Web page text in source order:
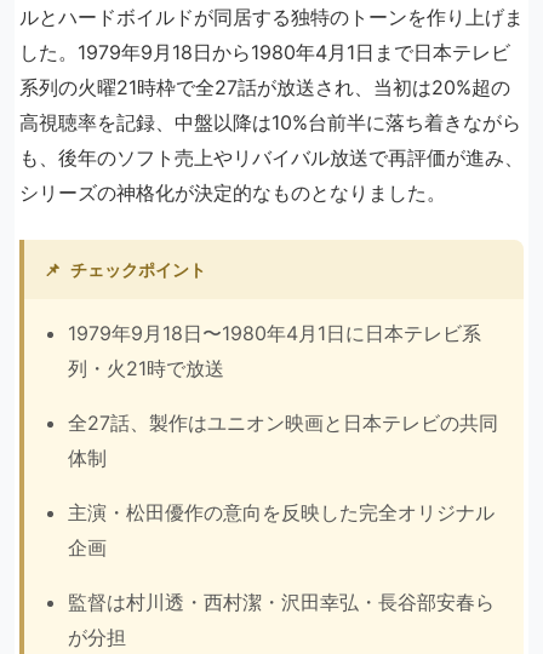
ルとハードボイルドが同居する独特のトーンを作り上げま
した。1979年9月18日から1980年4月1日まで日本テレビ
系列の火曜21時枠で全27話が放送され、当初は20%超の
高視聴率を記録、中盤以降は10%台前半に落ち着きながら
も、後年のソフト売上やリバイバル放送で再評価が進み、
シリーズの神格化が決定的なものとなりました。
📌 チェックポイント
1979年9月18日〜1980年4月1日に日本テレビ系
列・火21時で放送
全27話、製作はユニオン映画と日本テレビの共同
体制
主演・松田優作の意向を反映した完全オリジナル
企画
監督は村川透・西村潔・沢田幸弘・長谷部安春ら
が分担